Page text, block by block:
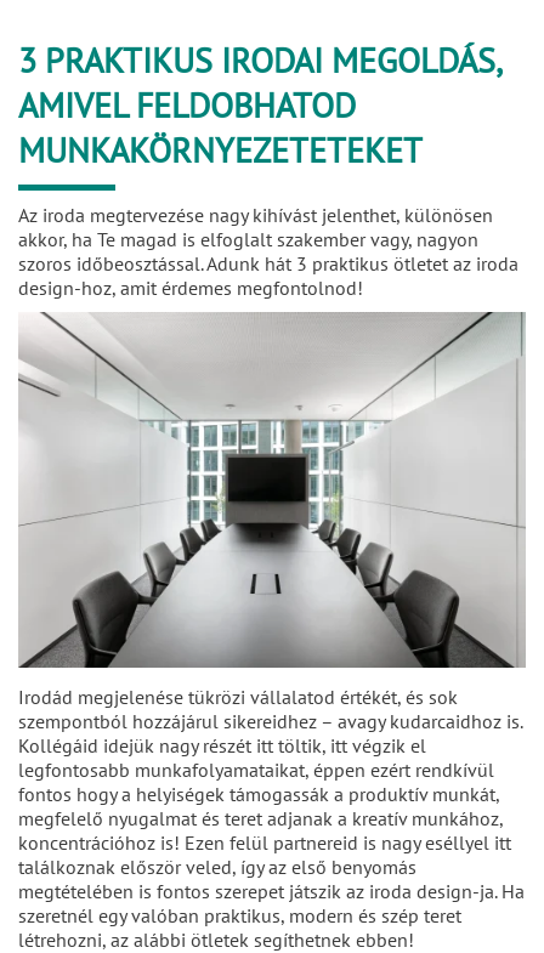
3 PRAKTIKUS IRODAI MEGOLDÁS,
AMIVEL FELDOBHATOD
MUNKAKÖRNYEZETETEKET
Az iroda megtervezése nagy kihívást jelenthet, különösen
akkor, ha Te magad is elfoglalt szakember vagy, nagyon
szoros időbeosztással. Adunk hát 3 praktikus ötletet az iroda
design-hoz, amit érdemes megfontolnod!
Irodád megjelenése tükrözi vállalatod értékét, és sok
szempontból hozzájárul sikereidhez – avagy kudarcaidhoz is.
Kollégáid idejük nagy részét itt töltik, itt végzik el
legfontosabb munkafolyamataikat, éppen ezért rendkívül
fontos hogy a helyiségek támogassák a produktív munkát,
megfelelő nyugalmat és teret adjanak a kreatív munkához,
koncentrációhoz is! Ezen felül partnereid is nagy eséllyel itt
találkoznak először veled, így az első benyomás
megtételében is fontos szerepet játszik az iroda design-ja. Ha
szeretnél egy valóban praktikus, modern és szép teret
létrehozni, az alábbi ötletek segíthetnek ebben!